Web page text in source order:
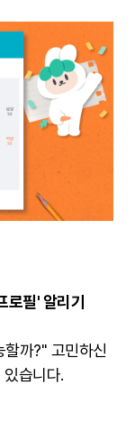
필' 알리기
까?" 고민하신
습니다.